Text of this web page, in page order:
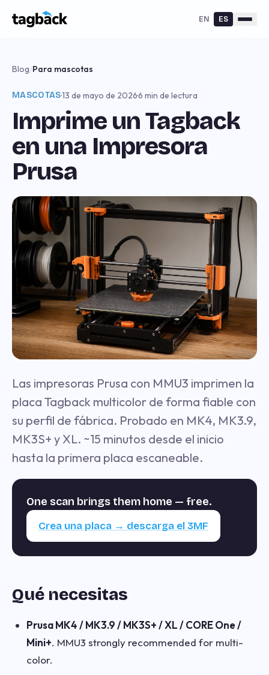
EN ES
Blog/Para mascotas
MASCOTAS·13 de mayo de 2026·6 min de lectura
Imprime un Tagback
en una Impresora
Prusa
Las impresoras Prusa con MMU3 imprimen la
placa Tagback multicolor de forma fiable con
su perfil de fábrica. Probado en MK4, MK3.9,
MK3S+ y XL. ~15 minutos desde el inicio
hasta la primera placa escaneable.
One scan brings them home — free.
Crea una placa → descarga el 3MF
Qué necesitas
Prusa MK4 / MK3.9 / MK3S+ / XL / CORE One /
Mini+. MMU3 strongly recommended for multi-
color.